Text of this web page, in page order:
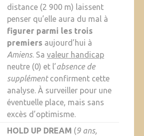
distance (2 900 m) laissent
penser qu’elle aura du mal à
figurer parmi les trois
premiersaujourd’hui à
Amiens. Sa valeur handicap
neutre (0) et l’absence de
supplémentconfirment cette
analyse. À surveiller pour une
éventuelle place, mais sans
excès d’optimisme.
HOLD UP DREAM (9 ans,